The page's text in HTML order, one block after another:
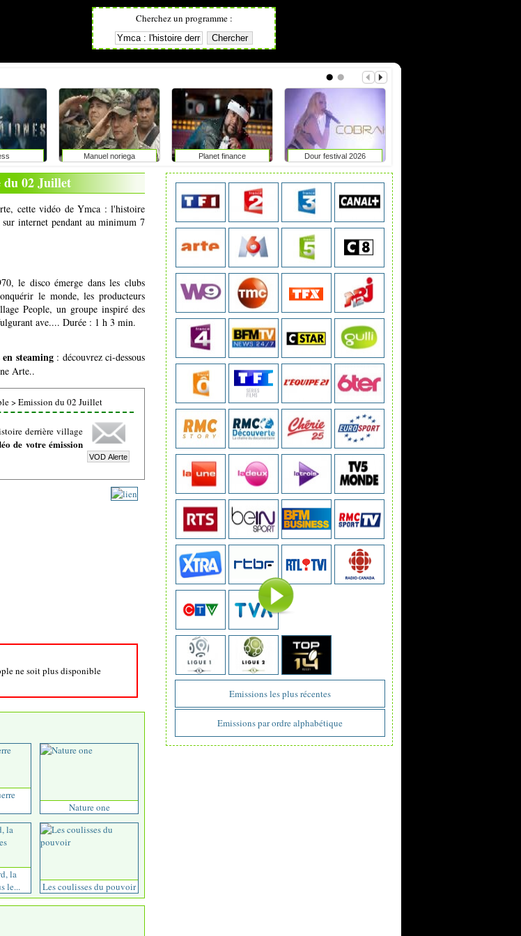
Cherchez un programme :
Manuel noriega Planet finance Dour festival 2026
Emissions les plus récentes
Emissions par ordre alphabétique
02 Juillet
cette vidéo de Ymca : l'histoire
internet pendant au minimum 7
le disco émerge dans les clubs
le monde, les producteurs
People, un groupe inspiré des
ave.... Durée : 1 h 3 min.
steaming: découvrez ci-dessous
Arte..
>Emission du 02 Juillet
derrière village
de votre émission
ne soit plus disponible
Nature one
la
le...
Les coulisses du pouvoir